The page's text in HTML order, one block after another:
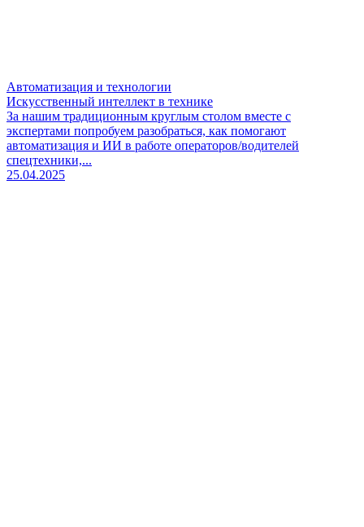
Автоматизация и технологии
Искусственный интеллект в технике
За нашим традиционным круглым столом вместе с
экспертами попробуем разобраться, как помогают
автоматизация и ИИ в работе операторов/водителей
спецтехники,...
25.04.2025